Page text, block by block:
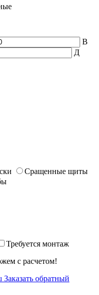
В
Д
Сращенные щиты
Требуется монтаж
с расчетом!
Заказать обратный